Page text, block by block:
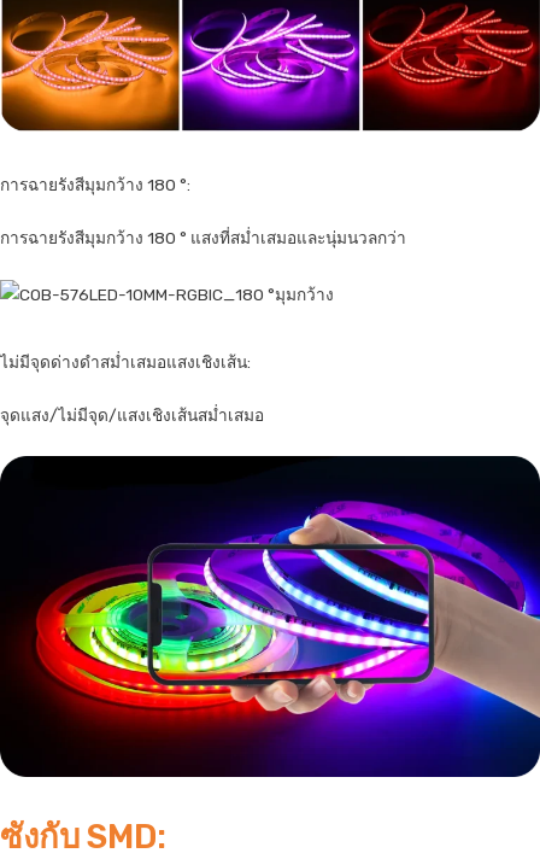
การฉายรังสีมุมกว้าง 180 °:
การฉายรังสีมุมกว้าง 180 ° แสงที่สม่ำเสมอและนุ่มนวลกว่า
ไม่มีจุดด่างดำสม่ำเสมอแสงเชิงเส้น:
จุดแสง/ไม่มีจุด/แสงเชิงเส้นสม่ำเสมอ
ซังกับ SMD: